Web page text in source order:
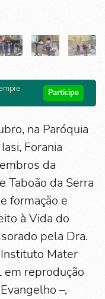
Participe
na Paróquia
Forania
da
Taboão da Serra
formação e
à Vida do
pela Dra.
Mater
em reprodução
–,